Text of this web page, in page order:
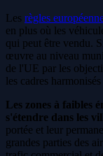
Les règles
en plus où les
qui peut être vendu.
œuvre au niveau
de l'UE par les
les cadres
Les zones à faibles
s'étendre dans les
portée et leur
grandes parties des